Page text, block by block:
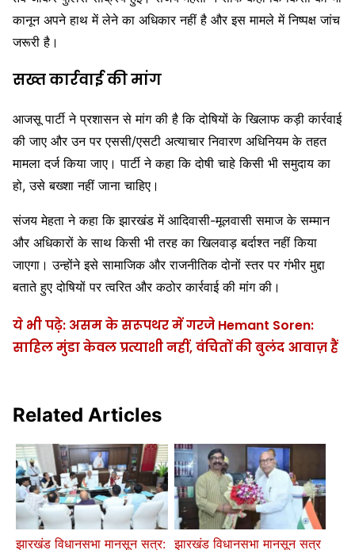
कानून अपने हाथ में लेने का अधिकार नहीं है और इस मामले में निष्पक्ष जांच
जरूरी है।
सख्त कार्रवाई की मांग
आजसू पार्टी ने प्रशासन से मांग की है कि दोषियों के खिलाफ कड़ी कार्रवाई
की जाए और उन परएससी/एसटी अत्याचार निवारण अधिनियमके तहत
मामला दर्ज किया जाए। पार्टी ने कहा कि दोषी चाहे किसी भी समुदाय का
हो, उसे बख्शा नहीं जाना चाहिए।
संजय मेहता ने कहा कि झारखंड में आदिवासी-मूलवासी समाज के सम्मान
और अधिकारों के साथ किसी भी तरह का खिलवाड़ बर्दाश्त नहीं किया
जाएगा। उन्होंने इसे सामाजिक और राजनीतिक दोनों स्तर पर गंभीर मुद्दा
बताते हुए दोषियों पर त्वरित और कठोर कार्रवाई की मांग की।
ये भी पढ़े: असम के सरूपथर में गरजे Hemant Soren:
साहिल मुंडा केवल प्रत्याशी नहीं, वंचितों की बुलंद आवाज़ हैं
Related Articles
झारखंड विधानसभा मानसून सत्र: झारखंड विधानसभा मानसून सत्र